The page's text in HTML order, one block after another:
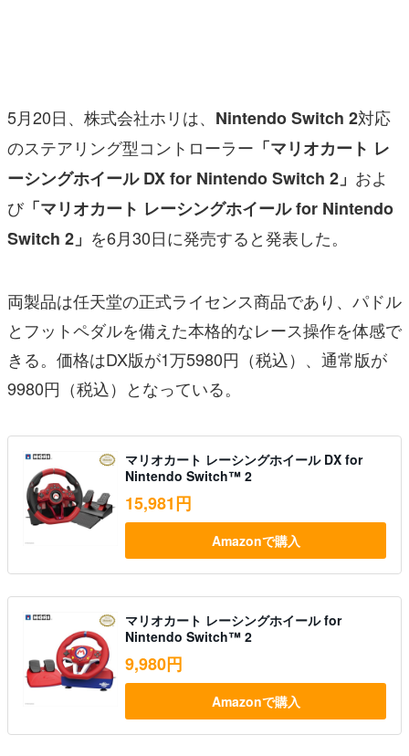
その他
電ファミニコゲーマーとは？
運営：株式会社マレ
5月20日、株式会社ホリは、 Nintendo Switch 2対応
のステアリング型コントローラー 「マリオカート レ
ーシングホイール DX for Nintendo Switch 2」 およ
び「マリオカート レーシングホイール for Nintendo
Switch 2」 を6月30日に発売すると発表した。
両製品は任天堂の正式ライセンス商品であり、パドル
とフットペダルを備えた本格的なレース操作を体感で
きる。価格はDX版が1万5980円（税込）、通常版が
9980円（税込）となっている。
マリオカート レーシングホイール DX for
Nintendo Switch™ 2
15,981円
Amazonで購入
マリオカート レーシングホイール for
Nintendo Switch™ 2
9,980円
Amazonで購入